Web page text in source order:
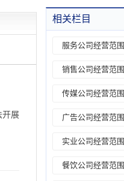
开展
相关栏目
服务公司经营范围
销售公司经营范围
传媒公司经营范围
广告公司经营范围
实业公司经营范围
餐饮公司经营范围